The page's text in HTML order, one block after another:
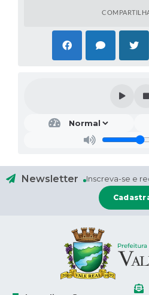
Newsletter Inscreva-se e